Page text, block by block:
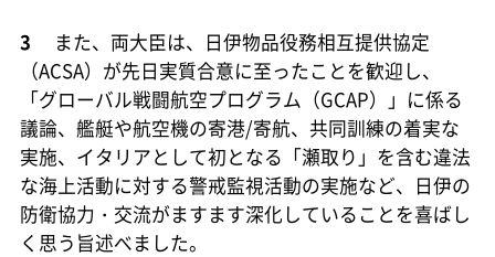
3
また、両大臣は、日伊物品役務相互提供協定
（ACSA）が先日実質合意に至ったことを歓迎し、
「グローバル戦闘航空プログラム（GCAP）」に係る
議論、艦艇や航空機の寄港/寄航、共同訓練の着実な
実施、イタリアとして初となる「瀬取り」を含む違法
な海上活動に対する警戒監視活動の実施など、日伊の
防衛協力・交流がますます深化していることを喜ばし
く思う旨述べました。